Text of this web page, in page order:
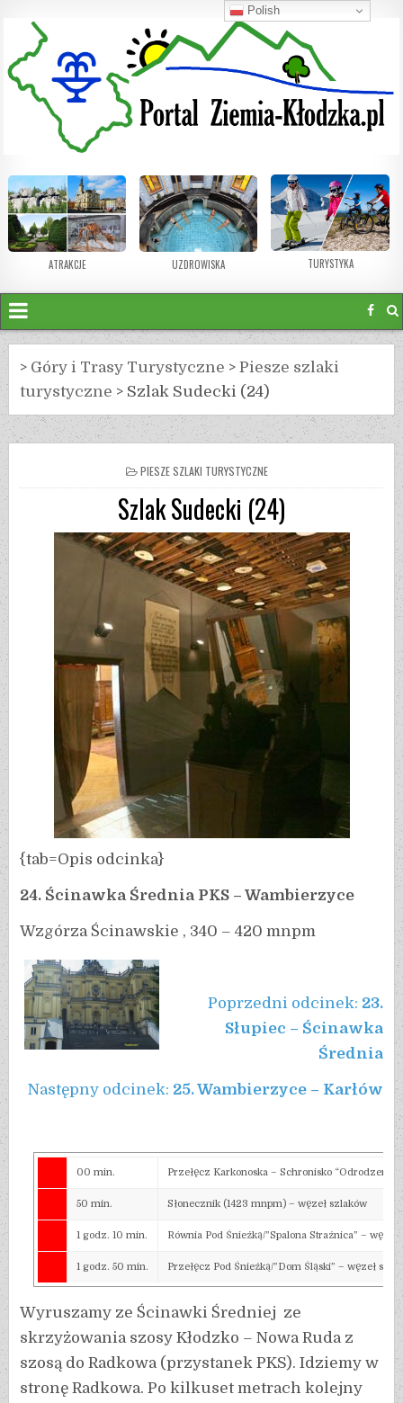
ATRAKCJE UZDROWISKA TURYSTYKA
> Góry i Trasy Turystyczne >Piesze szlaki
turystyczne > Szlak Sudecki (24)
PIESZE SZLAKI TURYSTYCZNE
Szlak Sudecki (24)
{tab=Opis odcinka}
24. Ścinawka Średnia PKS – Wambierzyce
Wzgórza Ścinawskie , 340 – 420 mnpm
Poprzedni odcinek: 23.
Słupiec – Ścinawka
Średnia
Następny odcinek: 25. Wambierzyce – Karłów
00 min. Przełęcz Karkonoska – Schronisko “Odrodzenie”
50 min. Słonecznik (1423 mnpm) – węzeł szlaków
1 godz. 10 min. Równia Pod Śnieżką/”Spalona Strażnica” – węzeł
1 godz. 50 min. Przełęcz Pod Śnieżką/”Dom Śląski” – węzeł
Wyruszamy ze Ścinawki Średniej ze
skrzyżowania szosy Kłodzko – Nowa Ruda z
szosą do Radkowa (przystanek PKS). Idziemy w
stronę Radkowa. Po kilkuset metrach kolejny
Polish